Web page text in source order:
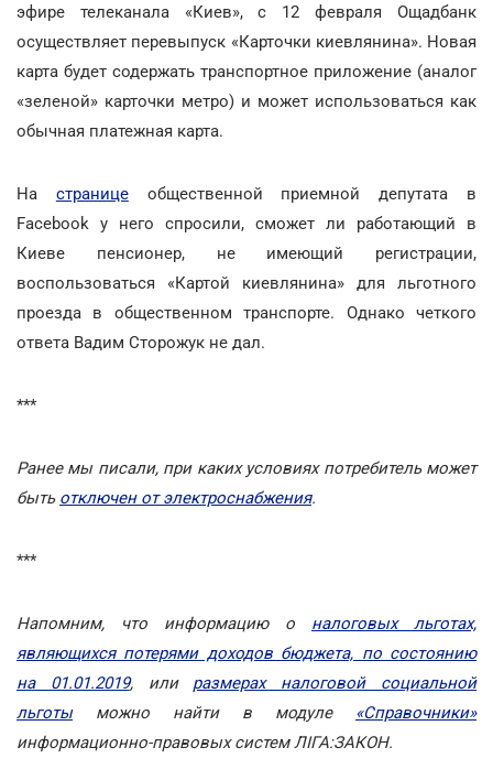
эфире телеканала «Киев», с 12 февраля Ощадбанк
осуществляет перевыпуск «Карточки киевлянина». Новая
карта будет содержать транспортное приложение (аналог
«зеленой» карточки метро) и может использоваться как
обычная платежная карта.
На страницеобщественной приемной депутата в
Facebook у него спросили, сможет ли работающий в
Киеве пенсионер, не имеющий регистрации,
воспользоваться «Картой киевлянина» для льготного
проезда в общественном транспорте. Однако четкого
ответа Вадим Сторожук не дал.
***
Ранее мы писали, при каких условиях потребитель может
быть отключен от электроснабжения.
***
Напомним, что информацию о налоговых льготах,
являющихся потерями доходов бюджета, по состоянию
на 01.01.2019, или размерах налоговой социальной
льготыможно найти в модуле
«Справочники»
информационно-правовых систем ЛІГА:ЗАКОН.